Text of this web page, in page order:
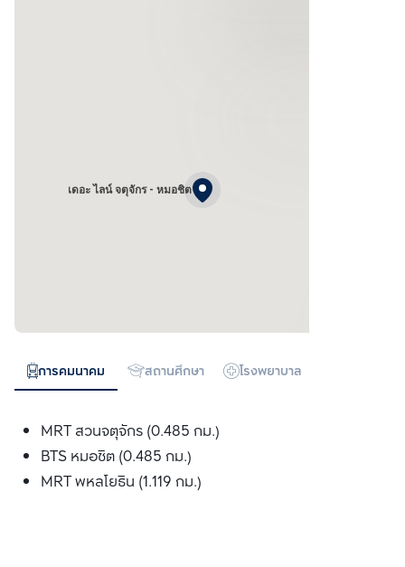
เดอะ ไลน์ จตุจักร - หมอชิต
การคมนาคม สถานศึกษา โรงพยาบาล
MRT สวนจตุจักร (0.485 กม.)
BTS หมอชิต (0.485 กม.)
MRT พหลโยธิน (1.119 กม.)